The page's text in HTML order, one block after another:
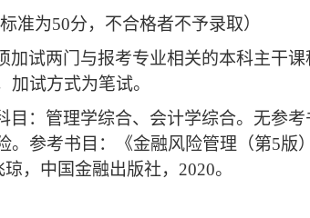
准为50分，不合格者不予录取）
加试两门与报考专业相关的本科主干
试方式为笔试。
目 ： 管理学综合、 会计学综合。 无参考
。参考书目：《金融风险管理（第5版
，中国金融出版社，2020。